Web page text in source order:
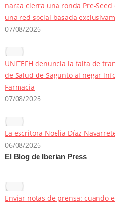
naraa cierra una ronda Pre-
una red social basada
07/08/2026
UNITEFH denuncia la falta de
de Salud de Sagunto al negar
Farmacia
07/08/2026
La escritora Noelia Díaz
06/08/2026
El Blog de Iberian Press
Enviar notas de prensa: cuando